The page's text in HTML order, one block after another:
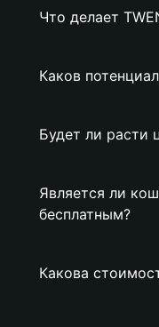
Что делает
Каков
Будет ли расти
Является ли
бесплатным?
Какова